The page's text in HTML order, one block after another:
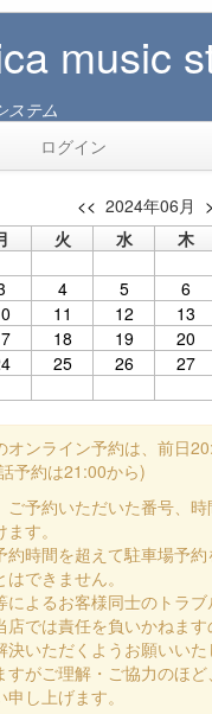
music
ステム
ログイン
<< 2024年06月
火 水 木
4 5 6
11 12 13
18 19 20
25 26 27
オンライン予約は、前日
予約は21:00から)
ご予約いただいた番号、時
す。
約時間を超えて駐車場予
できません。
によるお客様同士のトラブ
店では責任を負いかねま
決いただくようお願いいた
すがご理解・ご協力のほど
申し上げます。